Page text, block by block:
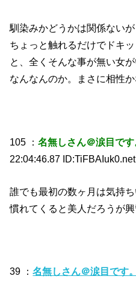
馴染みかどうかは関係ないが
ちょっと触れるだけでドキ
と、全くそんな事が無い女が
なんなんのか。まさに相性か
105 ：名無しさん＠涙目です
22:04:46.87 ID:TiFBAIuk0.net
誰でも最初の数ヶ月は気持ち
慣れてくると美人だろうが
39 ：名無しさん＠涙目です。